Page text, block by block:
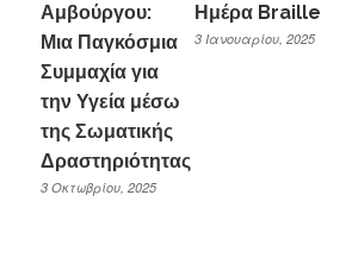
Αμβούργου:
Μια Παγκόσμια
Συμμαχία για
την Υγεία μέσω
της Σωματικής
Δραστηριότητας
3 Οκτωβρίου, 2025
Ημέρα Braille
3 Ιανουαρίου, 2025